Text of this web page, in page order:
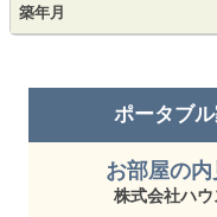
築年月
ポータブ
お部屋の
株式会社ハ